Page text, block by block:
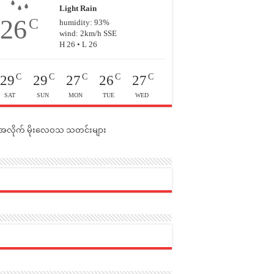
26C
Light Rain
humidity: 93%
wind: 2km/h SSE
H 26 • L 26
29 C
SAT
29 C
SUN
27 C
MON
26 C
TUE
27 C
WED
လိုက် မိုးလေဝသ သတင်းများ